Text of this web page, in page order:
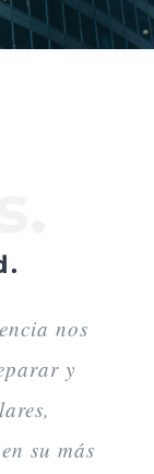
nos
y
su más